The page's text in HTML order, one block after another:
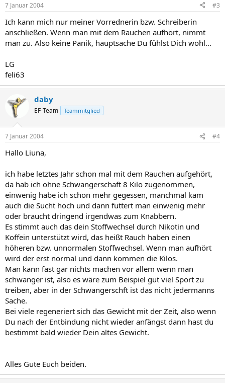
7 Januar 2004 #3
Ich kann mich nur meiner Vorrednerin bzw. Schreiberin
anschließen. Wenn man mit dem Rauchen aufhört, nimmt
man zu. Also keine Panik, hauptsache Du fühlst Dich wohl...
LG
feli63
daby
EF-Team Teammitglied
7 Januar 2004 #4
Hallo Liuna,
ich habe letztes Jahr schon mal mit dem Rauchen aufgehört,
da hab ich ohne Schwangerschaft 8 Kilo zugenommen,
einwenig habe ich schon mehr gegessen, manchmal kam
auch die Sucht hoch und dann futtert man einwenig mehr
oder braucht dringend irgendwas zum Knabbern.
Es stimmt auch das dein Stoffwechsel durch Nikotin und
Koffein unterstützt wird, das heißt Rauch haben einen
höheren bzw. unnormalen Stoffwechsel. Wenn man aufhört
wird der erst normal und dann kommen die Kilos.
Man kann fast gar nichts machen vor allem wenn man
schwanger ist, also es wäre zum Beispiel gut viel Sport zu
treiben, aber in der Schwangerschft ist das nicht jedermanns
Sache.
Bei viele regeneriert sich das Gewicht mit der Zeit, also wenn
Du nach der Entbindung nicht wieder anfängst dann hast du
bestimmt bald wieder Dein altes Gewicht.
Alles Gute Euch beiden.